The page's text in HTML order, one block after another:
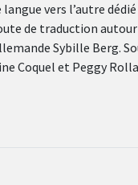
vers l’autre dédié
de traduction autour
Sybille Berg.
Coquel et Peggy